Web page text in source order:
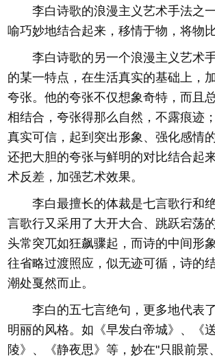
李白诗歌的浪漫主义艺术手法之
喻巧妙地结合起来，移情于物，将物比
李白诗歌的另一个浪漫主义艺术
的某一特点，在生活真实的基础上，
夸张。他的夸张不仅想象奇特，而且
相结合，夸张得那么自然，不露痕迹
真实可信，起到突出形象、强化感情
还把大胆的夸张与鲜明的对比结合起
术反差，加强艺术效果。
李白最擅长的体裁是七言歌行和
言歌行又采用了大开大合、跳跃宕荡
头常突兀如狂飙骤起，而诗的中间形
往省略过渡照应，似无迹可循，诗的
潮处戛然而止。
李白的五七言绝句，更多地代表
明丽的风格。如《早发白帝城》、《
陵》、《静夜思》等，妙在"只眼前景